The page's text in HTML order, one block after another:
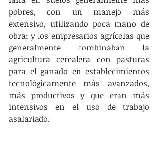
pobres, con un manejo más
extensivo, utilizando poca mano de
obra; y los empresarios agrícolas que
generalmente combinaban la
agricultura cerealera con pasturas
para el ganado en establecimientos
tecnológicamente más avanzados,
más productivos y que eran más
intensivos en el uso de trabajo
asalariado.